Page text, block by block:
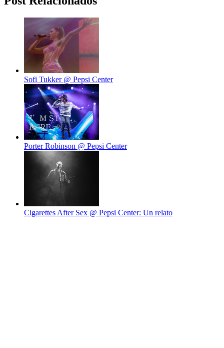
Sofi Tukker @ Pepsi Center
Porter Robinson @ Pepsi Center
Cigarettes After Sex @ Pepsi Center: Un relato